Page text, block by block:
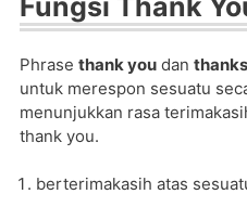
Phrase thank you dan thanks
untuk merespon sesuatu
menunjukkan rasa
thank you.
berterimakasih atas